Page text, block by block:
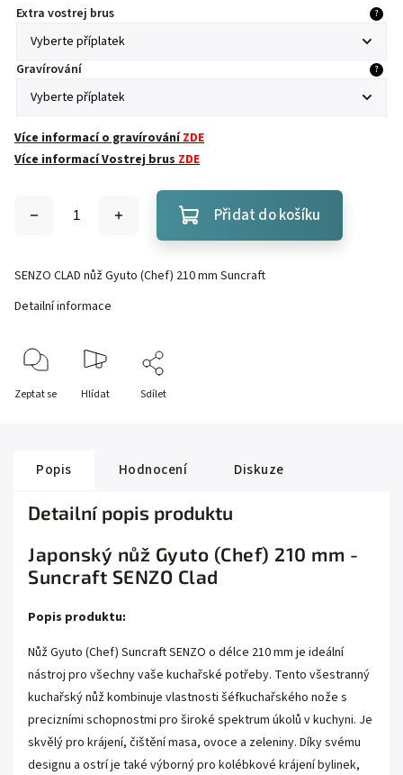
Extra vostrej brus
?
Gravírování ?
Více informací o gravírováníZDE
Více informací Vostrej brusZDE
Přidat do košíku
SENZO CLAD nůž Gyuto (Chef) 210 mm Suncraft
Detailní informace
Zeptat se Hlídat Sdílet
Popis Hodnocení Diskuze
Detailní popis produktu
Japonský nůž Gyuto (Chef) 210 mm -
Suncraft SENZO Clad
Popis produktu:
Nůž Gyuto (Chef) Suncraft SENZO o délce 210 mm je ideální
nástroj pro všechny vaše kuchařské potřeby. Tento všestranný
kuchařský nůž kombinuje vlastnosti šéfkuchařského nože s
precizními schopnostmi pro široké spektrum úkolů v kuchyni. Je
skvělý pro krájení, čištění masa, ovoce a zeleniny. Díky svému
designu a ostrí je také výborný pro kolébkové krájení bylinek,